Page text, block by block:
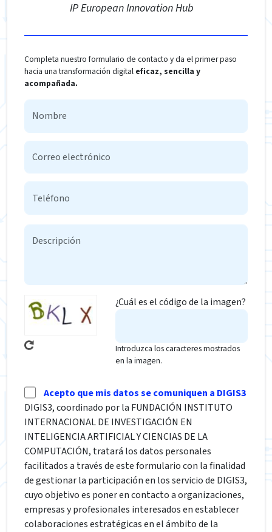
IP European Innovation Hub
Completa nuestro formulario de contacto y da el primer paso
hacia una transformación digital eficaz, sencilla y
acompañada.
¿Cuál es el código de la imagen?
Introduzca los caracteres mostrados
en la imagen.
Acepto que mis datos se comuniquen a DIGIS3
DIGIS3, coordinado por la FUNDACIÓN INSTITUTO
INTERNACIONAL DE INVESTIGACIÓN EN
INTELIGENCIA ARTIFICIAL Y CIENCIAS DE LA
COMPUTACIÓN, tratará los datos personales
facilitados a través de este formulario con la finalidad
de gestionar la participación en los servicio de DIGIS3,
cuyo objetivo es poner en contacto a organizaciones,
empresas y profesionales interesados en establecer
colaboraciones estratégicas en el ámbito de la